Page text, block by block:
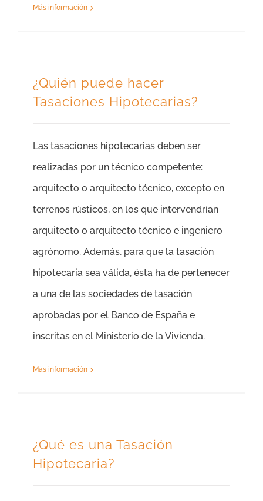
Más información
¿Quién puede hacer
Tasaciones Hipotecarias?
Las tasaciones hipotecarias deben ser
realizadas por un técnico competente:
arquitecto o arquitecto técnico, excepto en
terrenos rústicos, en los que intervendrían
arquitecto o arquitecto técnico e ingeniero
agrónomo. Además, para que la tasación
hipotecaria sea válida, ésta ha de pertenecer
a una de las sociedades de tasación
aprobadas por el Banco de España e
inscritas en el Ministerio de la Vivienda.
Más información
¿Qué es una Tasación
Hipotecaria?